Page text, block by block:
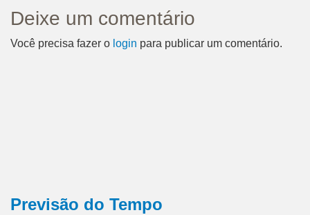
Deixe um comentário
Você precisa fazer o login para publicar um comentário.
Previsão do Tempo